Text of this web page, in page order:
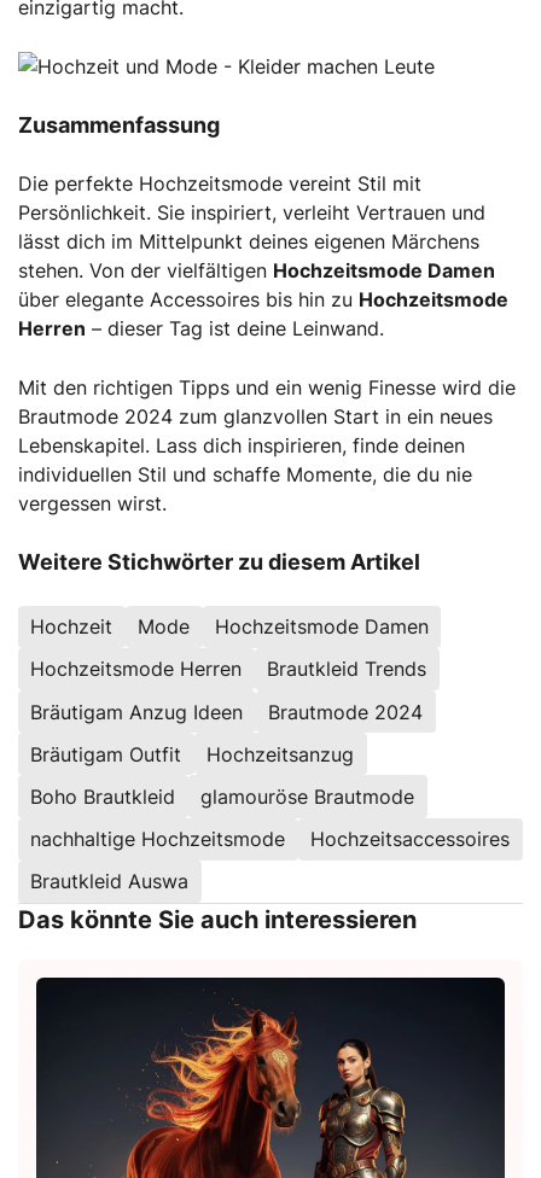
einzigartig macht.
Zusammenfassung
Die perfekte Hochzeitsmode vereint Stil mit
Persönlichkeit. Sie inspiriert, verleiht Vertrauen und
lässt dich im Mittelpunkt deines eigenen Märchens
stehen. Von der vielfältigen Hochzeitsmode Damen
über elegante Accessoires bis hin zu Hochzeitsmode
Herren – dieser Tag ist deine Leinwand.
Mit den richtigen Tipps und ein wenig Finesse wird die
Brautmode 2024 zum glanzvollen Start in ein neues
Lebenskapitel. Lass dich inspirieren, finde deinen
individuellen Stil und schaffe Momente, die du nie
vergessen wirst.
Weitere Stichwörter zu diesem Artikel
Hochzeit Mode
Hochzeitsmode Damen
Hochzeitsmode Herren
Brautkleid Trends
Bräutigam Anzug Ideen
Brautmode 2024
Bräutigam Outfit
Hochzeitsanzug
Boho Brautkleid
glamouröse Brautmode
nachhaltige Hochzeitsmode
Hochzeitsaccessoires
Brautkleid Auswa
Das könnte Sie auch interessieren